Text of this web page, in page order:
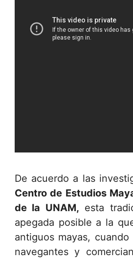
De acuerdo a las
Centro de Estudios
de la UNAM, esta
apegada posible a la
antiguos mayas, cuando
navegantes y